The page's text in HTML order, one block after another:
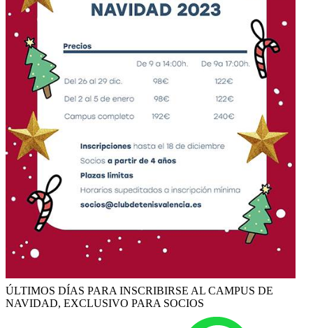
ÚLTIMOS DÍAS PARA INSCRIBIRSE AL CAMPUS DE
NAVIDAD, EXCLUSIVO PARA SOCIOS